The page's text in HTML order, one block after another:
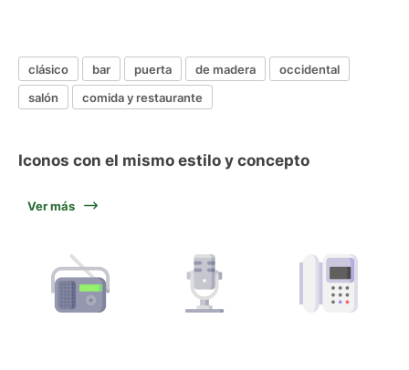
clásico bar puerta de madera
occidental
salón
comida y restaurante
Iconos con el mismo estilo y concepto
Ver más